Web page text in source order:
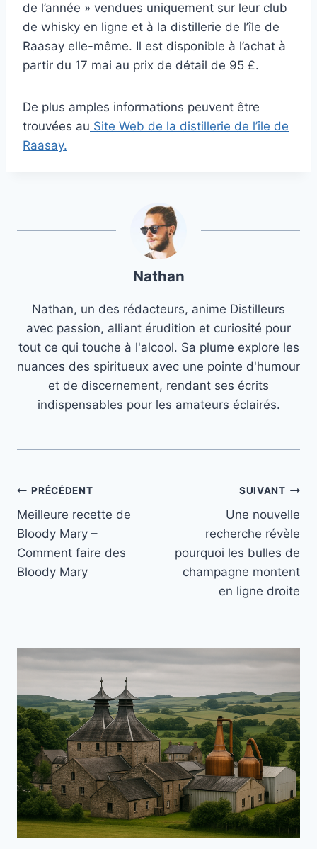
de l’année » vendues uniquement sur leur club
de whisky en ligne et à la distillerie de l’île de
Raasay elle-même. Il est disponible à l’achat à
partir du 17 mai au prix de détail de 95 £.
De plus amples informations peuvent être
trouvées au Site Web de la distillerie de l’île de
Raasay.
Nathan
Nathan, un des rédacteurs, anime Distilleurs
avec passion, alliant érudition et curiosité pour
tout ce qui touche à l'alcool. Sa plume explore les
nuances des spiritueux avec une pointe d'humour
et de discernement, rendant ses écrits
indispensables pour les amateurs éclairés.
Navigation
de
l’article
PRÉCÉDENT
Meilleure recette de
Bloody Mary –
Comment faire des
Bloody Mary
SUIVANT
Une nouvelle
recherche révèle
pourquoi les bulles de
champagne montent
en ligne droite